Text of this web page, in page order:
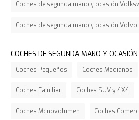
Coches de segunda mano y ocasión
Coches de segunda mano y ocasión Volvo
COCHES DE SEGUNDA MANO Y
Coches Pequeños Coches Medianos
Coches Familiar Coches SUV y 4X4
Coches Monovolumen Coches